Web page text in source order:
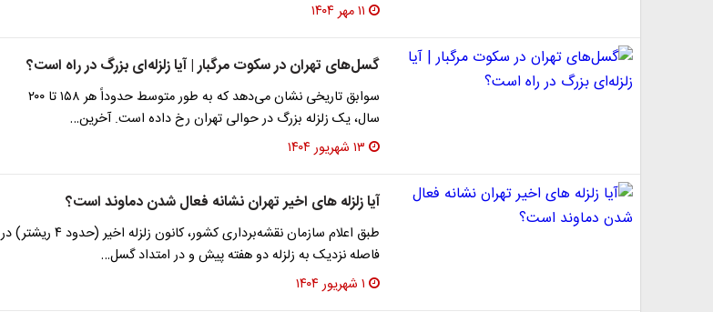
۱۱ مهر ۱۴۰۴
گسل‌های تهران در سکوت مرگبار | آیا زلزله‌ای بزرگ در راه است؟
سوابق تاریخی نشان می‌دهد که به طور متوسط حدوداً هر ۱۵۸ تا ۲۰۰
سال، یک زلزله بزرگ در حوالی تهران رخ داده است. آخرین…
۱۳ شهریور ۱۴۰۴
آیا زلزله های اخیر تهران نشانه فعال شدن دماوند است؟
طبق اعلام سازمان نقشه‌برداری کشور، کانون زلزله اخیر (حدود ۴ ریشتر) در
فاصله نزدیک به زلزله دو هفته پیش و در امتداد گسل…
۱ شهریور ۱۴۰۴